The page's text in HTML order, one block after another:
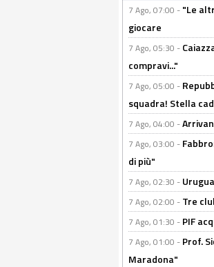
7 Ago, 07:00 - "Le
giocare
7 Ago, 05:30 -
compravi..."
7 Ago, 05:00 -
squadra! Stella
7 Ago, 04:00 -
7 Ago, 03:00 -
di più"
7 Ago, 02:30 -
7 Ago, 02:00 - Tre
7 Ago, 01:30 - PIF
7 Ago, 01:00 - Prof.
Maradona"